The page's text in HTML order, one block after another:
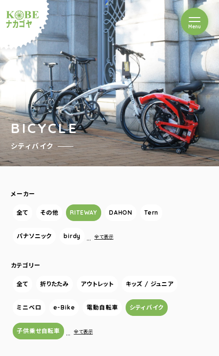
ルショップナカゴヤ
Menuを開閉
BICYCLE
シティバイク
メーカー
全て その他 RITEWAY DAHON Tern
パナソニック birdy … 全て表示
カテゴリー
全て 折りたたみ アウトレット キッズ / ジュニア
ミニベロ e-Bike 電動自転車 シティバイク
子供乗せ自転車 … 全て表示